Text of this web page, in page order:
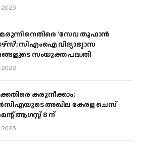
2026
‘സേവ തൂഫാൻ
സിഎംഐ വിദ്യാഭ്യാസ
സംയുക്ത പദ്ധതി
2026
കരുനീക്കാം;
അഖില കേരള ചെസ്
ആഗസ്റ്റ് 8 ന്
2026